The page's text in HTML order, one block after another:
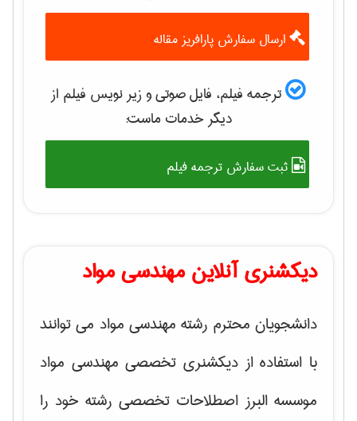
ارسال سفارش پارافریز مقاله
ترجمه فیلم، فایل صوتی و زیر نویس فیلم از
دیگر خدمات ماست:
ثبت سفارش ترجمه فیلم
دیکشنری آنلاین مهندسی مواد
دانشجویان محترم رشته مهندسی مواد می توانند
با استفاده از دیکشنری تخصصی مهندسی مواد
موسسه البرز اصطلاحات تخصصی رشته خود را